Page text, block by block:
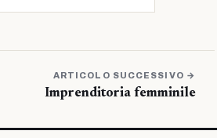
ARTICOLO SUCCESSIVO →
Imprenditoria femminile